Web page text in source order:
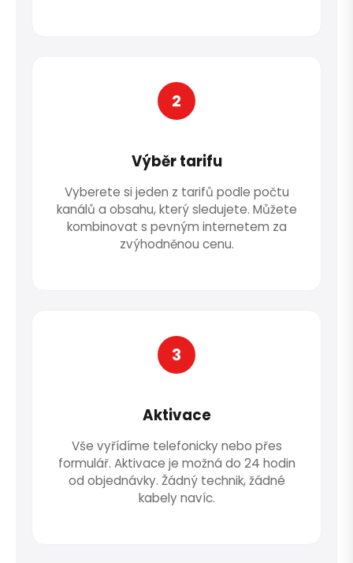
2
Výběr tarifu
Vyberete si jeden z tarifů podle počtu
kanálů a obsahu, který sledujete. Můžete
kombinovat s pevným internetem za
zvýhodněnou cenu.
3
Aktivace
Vše vyřídíme telefonicky nebo přes
formulář. Aktivace je možná do 24 hodin
od objednávky. Žádný technik, žádné
kabely navíc.